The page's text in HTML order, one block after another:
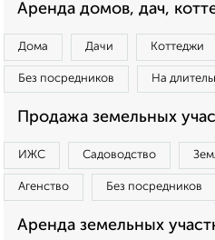
Аренда домов, дач,
Дома Дачи Коттеджи
Без посредников На
Продажа земельных
ИЖС Садоводство
Агенство Без посредников
Аренда земельных